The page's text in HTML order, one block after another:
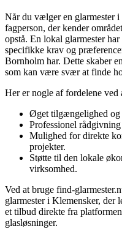
Når du vælger en glarmester
fagperson, der kender
opstå. En lokal glarmester
specifikke krav og
Bornholm har. Dette skaber
som kan være svær at finde
Her er nogle af fordelene
Øget tilgængelighed og
Professionel
Mulighed for direkte
projekter.
Støtte til den lokale
virksomhed.
Ved at bruge find-
glarmester i Klemensker, der
et tilbud direkte fra
glasløsninger.